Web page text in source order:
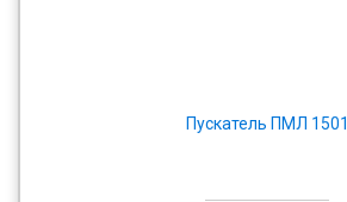
Пускатель ПМЛ 1501